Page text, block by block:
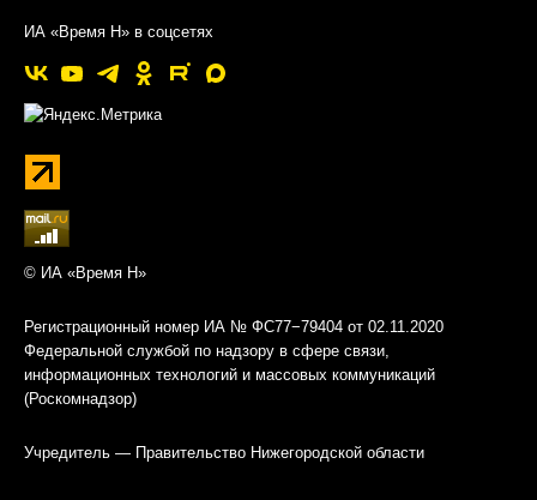
ИА «Время Н» в соцсетях
© ИА «Время Н»
Регистрационный номер ИА № ФС77−79404 от 02.11.2020
Федеральной службой по надзору в сфере связи,
информационных технологий и массовых коммуникаций
(Роскомнадзор)
Учредитель — Правительство Нижегородской области